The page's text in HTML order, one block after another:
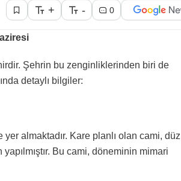
+ - 0
Şehrin bu zenginliklerinden biri de
detaylı bilgiler:
almaktadır. Kare planlı olan cami, düz
Bu cami, döneminin mimari